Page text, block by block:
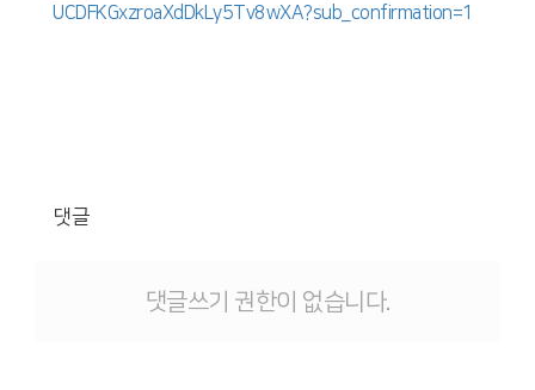
UCDFKGxzroaXdDkLy5Tv8wXA?sub_ confirmation=1
댓글
댓글쓰기 권한이 없습니다.